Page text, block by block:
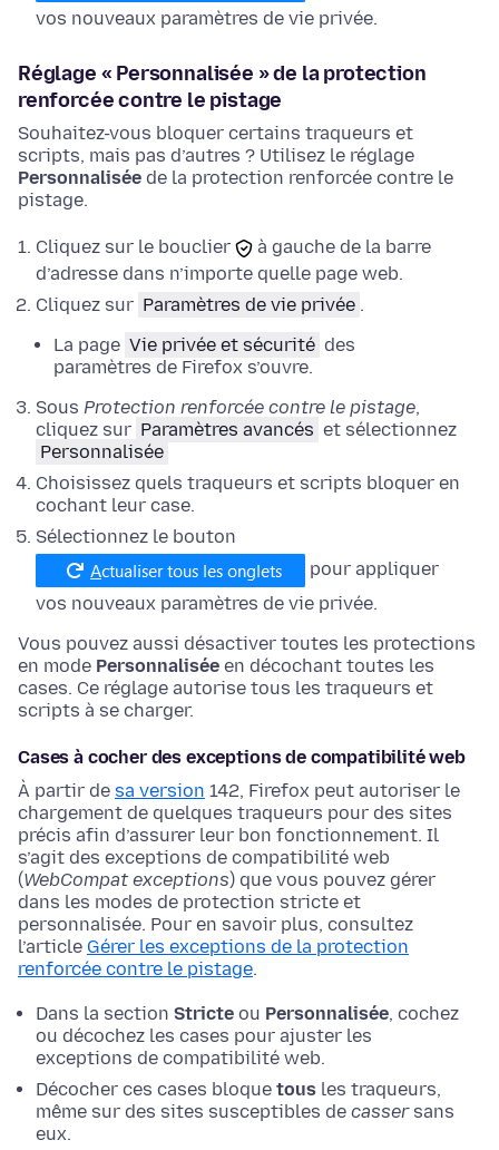
vos nouveaux paramètres de vie privée.
Réglage « Personnalisée » de la protection
renforcée contre le pistage
Souhaitez-vous bloquer certains traqueurs et
scripts, mais pas d’autres ? Utilisez le réglage
Personnalisée de la protection renforcée contre le
pistage.
Cliquez sur le bouclier
à gauche de la barre
d’adresse dans n’importe quelle page web.
Cliquez sur Paramètres de vie privée .
La page Vie privée et sécurité des
paramètres de Firefox s’ouvre.
Sous Protection renforcée contre le pistage,
cliquez sur Paramètres avancés et sélectionnez
Personnalisée
Choisissez quels traqueurs et scripts bloquer en
cochant leur case.
Sélectionnez le bouton
pour appliquer
vos nouveaux paramètres de vie privée.
Vous pouvez aussi désactiver toutes les protections
en mode Personnalisée en décochant toutes les
cases. Ce réglage autorise tous les traqueurs et
scripts à se charger.
Cases à cocher des exceptions de compatibilité web
À partir de sa version 142, Firefox peut autoriser le
chargement de quelques traqueurs pour des sites
précis afin d’assurer leur bon fonctionnement. Il
s’agit des exceptions de compatibilité web
(WebCompat exceptions) que vous pouvez gérer
dans les modes de protection stricte et
personnalisée. Pour en savoir plus, consultez
l’article Gérer les exceptions de la protection
renforcée contre le pistage.
Dans la section Stricte ou Personnalisée, cochez
ou décochez les cases pour ajuster les
exceptions de compatibilité web.
Décocher ces cases bloque tous les traqueurs,
même sur des sites susceptibles de cassersans
eux.